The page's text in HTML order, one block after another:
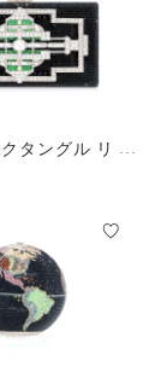
タングル リリ